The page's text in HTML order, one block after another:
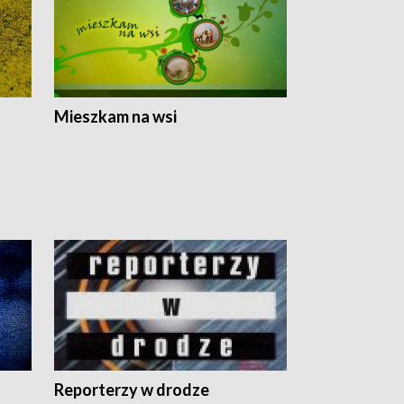
Mieszkam na wsi
Reporterzy w drodze